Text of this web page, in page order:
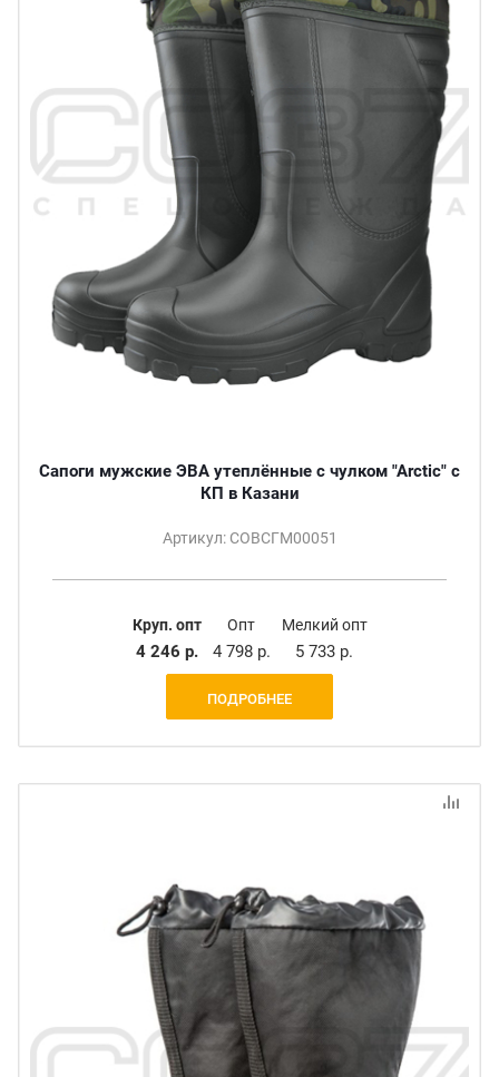
Сапоги мужские ЭВА утеплённые с чулком "Arctic" с
КП в Казани
Артикул: СОВСГМ00051
Круп. опт
4 246 р.
Опт
4 798 р.
Мелкий опт
5 733 р.
ПОДРОБНЕЕ